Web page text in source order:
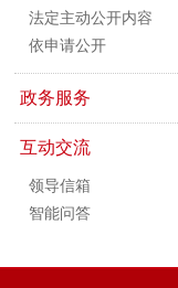
法定主动公开内容
依申请公开
政务服务
互动交流
领导信箱
智能问答